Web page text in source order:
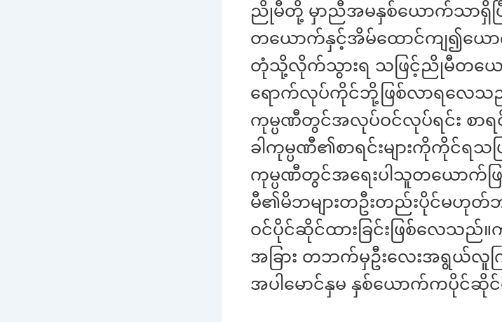
ညိုမီတို့ မှာညီအမနှစ်ယောက်သာရှိပ
တယောက်နှင့်အိမ်ထောင်ကျ၍ယော
တုံသို့လိုက်သွားရ သဖြင့်ညိုမီတယေ
ရောက်လုပ်ကိုင်ဘို့ဖြစ်လာရလေသည်
ကုမ္ပဏီတွင်အလုပ်ဝင်လုပ်ရင်း စာ
ခါကုမ္ပဏီ၏စာရင်းများကိုကိုင်ရ
ကုမ္ပဏီတွင်အရေးပါသူတယောက်ဖ
မီ၏မိဘများတဦးတည်းပိုင်မ
ဝင်ပိုင်ဆိုင်ထားခြင်းဖြစ်လေသ
အခြား တဘက်မှဦးလေးအရွယ်လူ
အပါမောင်နှမ နှစ်ယောက်ကပိုင်ဆိုင်